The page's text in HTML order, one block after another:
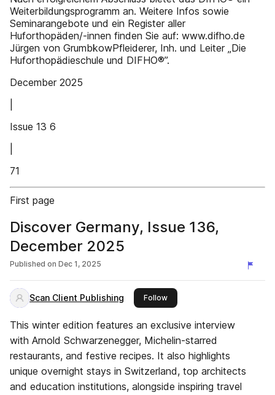
Weiterbildungsprogramm an. Weitere Infos sowie
Seminarangebote und ein Register aller
Huforthopäden/-innen finden Sie auf: www.difho.de
Jürgen von GrumbkowPfleiderer, Inh. und Leiter „Die
Huforthopädieschule und DIFHO®”.
December 2025
Issue 13 6
71
First page
Discover Germany, Issue 136,
December 2025
Published on Dec 1, 2025
Scan Client Publishing Followthis publisher
This winter edition features an exclusive interview
with Arnold Schwarzenegger, Michelin-starred
restaurants, and festive recipes. It also highlights
unique overnight stays in Switzerland, top architects
and education institutions, alongside inspiring travel